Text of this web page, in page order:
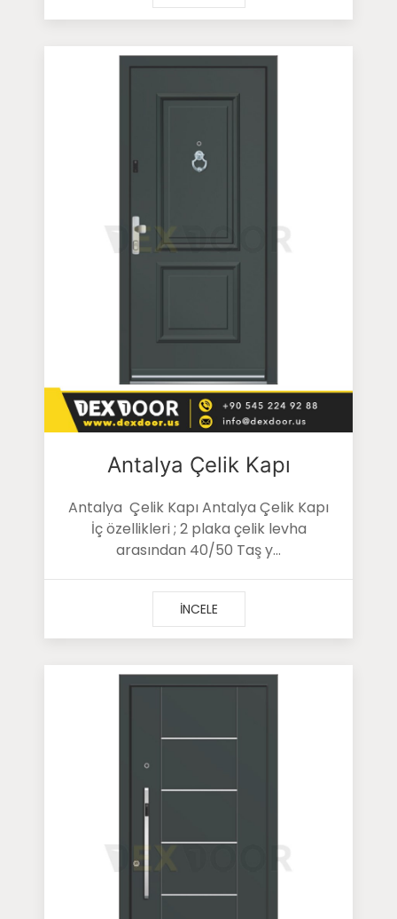
Antalya Çelik Kapı
Antalya Çelik Kapı Antalya Çelik Kapı
İç özellikleri ; 2 plaka çelik levha
arasından 40/50 Taş y...
İNCELE